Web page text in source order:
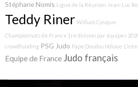
Stéphane Nomis Ligue de la Réunion Jean-Luc
Teddy Riner William Cysique
Championnats de France 1re division par équipes
crowdfunding PSG Judo Pape Doudou Ndiaye
Equipe de France Judo français